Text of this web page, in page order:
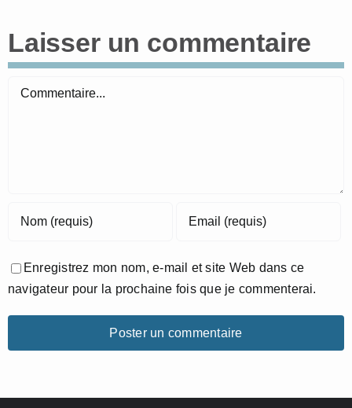
Laisser un commentaire
Commentaire
Enregistrez mon nom, e-mail et site Web dans ce
navigateur pour la prochaine fois que je commenterai.